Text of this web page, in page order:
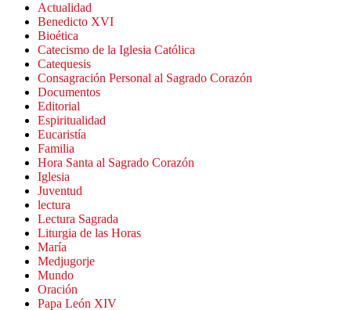
Actualidad
Benedicto XVI
Bioética
Catecismo de la Iglesia Católica
Catequesis
Consagración Personal al Sagrado Corazón
Documentos
Editorial
Espiritualidad
Eucaristía
Familia
Hora Santa al Sagrado Corazón
Iglesia
Juventud
lectura
Lectura Sagrada
Liturgia de las Horas
María
Medjugorje
Mundo
Oración
Papa León XIV